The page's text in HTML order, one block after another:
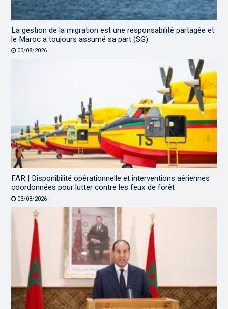
La gestion de la migration est une responsabilité partagée et
le Maroc a toujours assumé sa part (SG)
03/08/2026
FAR | Disponibilité opérationnelle et interventions aériennes
coordonnées pour lutter contre les feux de forêt
03/08/2026